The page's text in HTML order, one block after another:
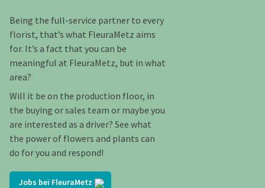
Being the full-service partner to every
florist, that’s what FleuraMetz aims
for. It’s a fact that you can be
meaningful at FleuraMetz, but in what
area?
Will it be on the production floor, in
the buying or sales team or maybe you
are interested as a driver? See what
the power of flowers and plants can
do for you and respond!
Jobs bei FleuraMetz